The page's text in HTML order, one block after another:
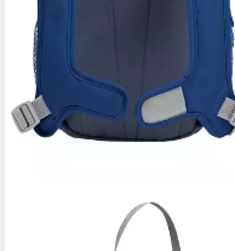
JACK WOLFSKIN
Kinderrucksack SPROUT 5